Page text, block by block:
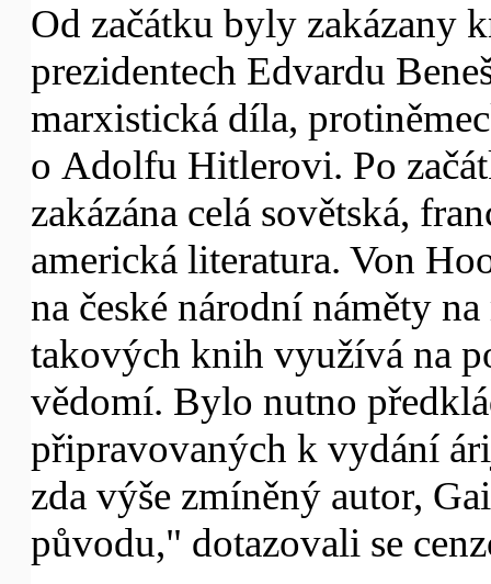
Od začátku byly zakázany
prezidentech Edvardu
marxistická díla,
o Adolfu Hitlerovi. Po
zakázána celá sovětská,
americká literatura. Von
na české národní náměty
takových knih využívá na
vědomí. Bylo nutno
připravovaných k vydání
zda výše zmíněný autor,
původu," dotazovali se